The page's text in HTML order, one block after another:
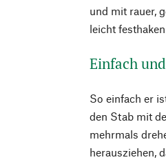
und mit rauer,
leicht
Einfach
So einfach er
den Stab mit
mehrmals
herausziehen,